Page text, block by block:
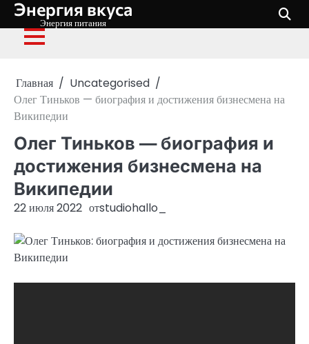
Перейти
содержимому
Энергия вкуса
Энергия питания
Главная
Uncategorised
Олег Тиньков — биография и достижения бизнесмена на
Википедии
Олег Тиньков — биография и
достижения бизнесмена на
Википедии
22 июля 2022 отstudiohallo_